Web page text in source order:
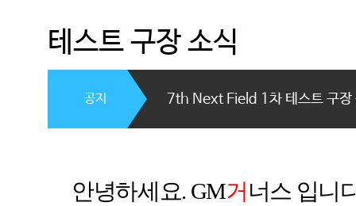
테스트 구장 소식
7th Next Field 1차 테스트 구장
공지
안녕하세요. GM거 너스 입니